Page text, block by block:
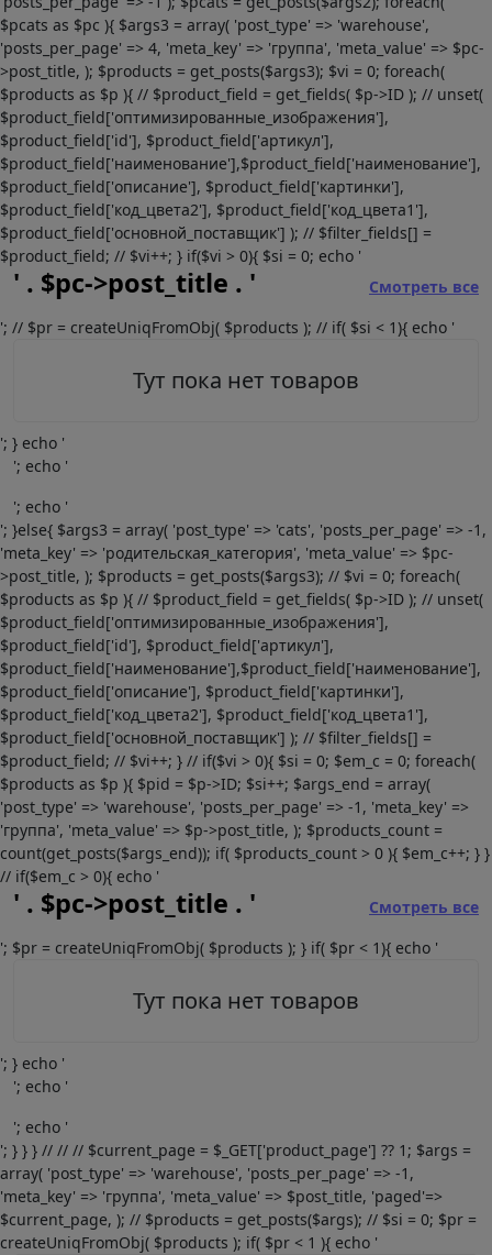
$pcats as $pc ){ $args3 = array( 'post_type' => 'warehouse',
'posts_per_page' => 4, 'meta_key' => 'группа', 'meta_value' => $pc-
>post_title, ); $products = get_posts($args3); $vi = 0; foreach(
$products as $p ){ // $product_field = get_fields( $p->ID ); // unset(
$product_field['оптимизированные_изображения'],
$product_field['id'], $product_field['артикул'],
$product_field['наименование'],$product_field['наименование'],
$product_field['описание'], $product_field['картинки'],
$product_field['код_цвета2'], $product_field['код_цвета1'],
$product_field['основной_поставщик'] ); // $filter_fields[] =
$product_field; // $vi++; } if($vi > 0){ $si = 0; echo '
' . $pc->post_title . '
Смотреть все
'; // $pr = createUniqFromObj( $products ); // if( $si < 1){ echo '
Тут пока нет товаров
'; } echo '
'; echo '
'; echo '
'; }else{ $args3 = array( 'post_type' => 'cats', 'posts_per_page' => -1,
'meta_key' => 'родительская_категория', 'meta_value' => $pc-
>post_title, ); $products = get_posts($args3); // $vi = 0; foreach(
$products as $p ){ // $product_field = get_fields( $p->ID ); // unset(
$product_field['оптимизированные_изображения'],
$product_field['id'], $product_field['артикул'],
$product_field['наименование'],$product_field['наименование'],
$product_field['описание'], $product_field['картинки'],
$product_field['код_цвета2'], $product_field['код_цвета1'],
$product_field['основной_поставщик'] ); // $filter_fields[] =
$product_field; // $vi++; } // if($vi > 0){ $si = 0; $em_c = 0; foreach(
$products as $p ){ $pid = $p->ID; $si++; $args_end = array(
'post_type' => 'warehouse', 'posts_per_page' => -1, 'meta_key' =>
'группа', 'meta_value' => $p->post_title, ); $products_count =
count(get_posts($args_end)); if( $products_count > 0 ){ $em_c++; } }
// if($em_c > 0){ echo '
' . $pc->post_title . '
Смотреть все
'; $pr = createUniqFromObj( $products ); } if( $pr < 1){ echo '
Тут пока нет товаров
'; } echo '
'; echo '
'; echo '
'; } } } // // // $current_page = $_GET['product_page'] ?? 1; $args =
array( 'post_type' => 'warehouse', 'posts_per_page' => -1,
'meta_key' => 'группа', 'meta_value' => $post_title, 'paged'=>
$current_page, ); // $products = get_posts($args); // $si = 0; $pr =
createUniqFromObj( $products ); if( $pr < 1 ){ echo '